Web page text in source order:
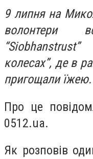
9 липня на
волонтери
колесах”, де в
пригощали їжею.
Про це
0512.ua.
Як розповів